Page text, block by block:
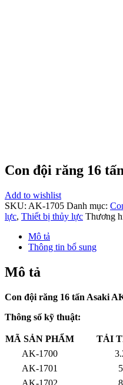
Con đội răng 16
Add to wishlist
SKU: AK-1705 Danh mục:
lực, Thiết bị thủy lực Thương
Mô tả
Thông tin bổ sung
Mô tả
Con đội răng 16 tấn Asaki
Thông số kỹ thuật:
MÃ SẢN PHẨM TẢI
AK-1700
AK-1701
AK-1702